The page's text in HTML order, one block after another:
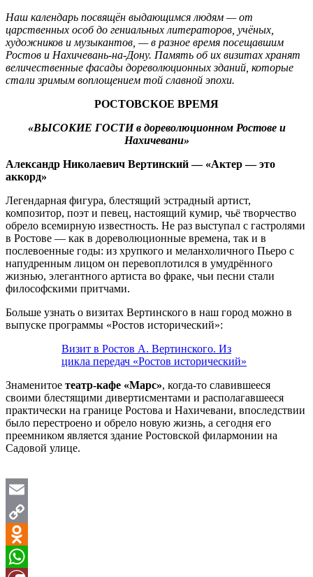
Наш календарь посвящён выдающимся людям — от
царственных особ до гениальных литераторов, учёных,
художников и музыкантов, — в разное время посещавшим
Ростов и Нахичевань-на-Дону. Память об их визитах хранят
величественные фасады дореволюционных зданий, которые
стали зримым воплощением той славной эпохи.
РОСТОВСКОЕ ВРЕМЯ
«ВЫСОКИЕ ГОСТИ в дореволюционном Ростове и
Нахичевани»
Александр Николаевич Вертинский — «Актер — это
аккорд»
Легендарная фигура, блестящий эстрадный артист,
композитор, поэт и певец, настоящий кумир, чьё творчество
обрело всемирную известность. Не раз выступал с гастролями
в Ростове — как в дореволюционные времена, так и в
послевоенные годы: из хрупкого и меланхоличного Пьеро с
напудренным лицом он перевоплотился в умудрённого
жизнью, элегантного артиста во фраке, чьи песни стали
философскими притчами.
Больше узнать о визитах Вертинского в наш город можно в
выпуске программы «Ростов исторический»:
Визит в Ростов А. Вертинского. Из
цикла передач «Ростов исторический»
Знаменитое театр-кафе «Марс», когда-то славившееся
своими блестящими дивертисментами и располагавшееся
практически на границе Ростова и Нахичевани, впоследствии
было перестроено и обрело новую жизнь, а сегодня его
преемником является здание Ростовской филармонии на
Садовой улице.
Email
Copy
Link
Odnoklassniki